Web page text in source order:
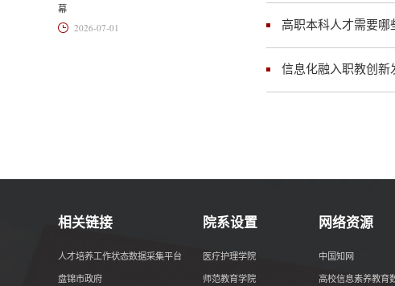
高职本科人才需要哪
信息化融入职教创新
幕
2026-07-01
相关链接
人才培养工作状态数据采集平台
盘锦市政府
院系设置
医疗护理学院
师范教育学院
网络资源
中国知网
高校信息素养教育